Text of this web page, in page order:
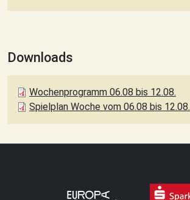
Downloads
Wochenprogramm 06.08 bis 12.08.
Spielplan Woche vom 06.08 bis 12.08.